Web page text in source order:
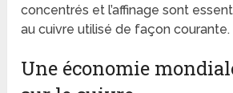
concentrés et l’affinage sont
au cuivre utilisé de façon courante.
Une économie